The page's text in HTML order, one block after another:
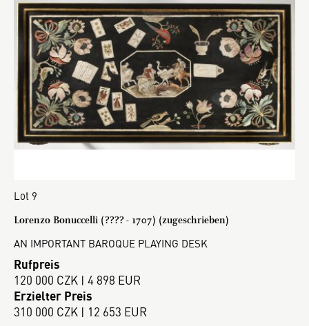
Lot 9
Lorenzo Bonuccelli (???? - 1707) (zugeschrieben)
AN IMPORTANT BAROQUE PLAYING DESK
Rufpreis
120 000 CZK | 4 898 EUR
Erzielter Preis
310 000 CZK | 12 653 EUR